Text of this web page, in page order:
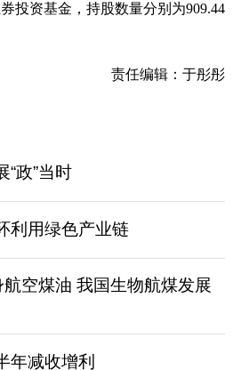
投资基金，持股数量分别为909.44
责任编辑：于彤彤
“政”当时
利用绿色产业链
航空煤油 我国生物航煤发展
年减收增利